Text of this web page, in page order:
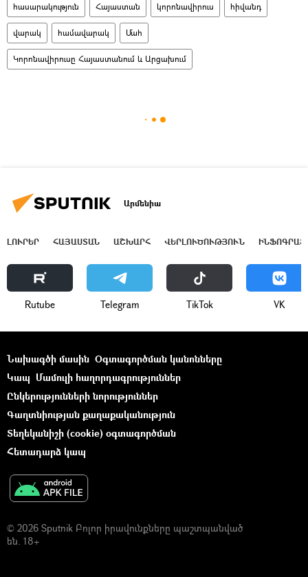
հասարակություն Հայաստան կորոնավիրուս հիվանդ
վարակ համավարակ Մահ
Կորոնավիրուսը Հայաստանում և Արցախում
Արմենիա
ԼՈՒՐԵՐ ՀԱՅԱՍՏԱՆ ԱՇԽԱՐՀ ՎԵՐԼՈՒԾՈՒԹՅՈՒՆ
Rutube Telegram ТikТоk VK
Նախագծի մասին Օգտագործման կանոնները
Կապ Մամուլի հաղորդագրություններ
Ընկերությունների նորություններ
Գաղտնիության քաղաքականություն
Տեղեկանիշի (cookie) օգտագործման
Հետադարձ կապ
© 2026 Sputnik Բոլոր իրավունքները պաշտպանված
են. 18+